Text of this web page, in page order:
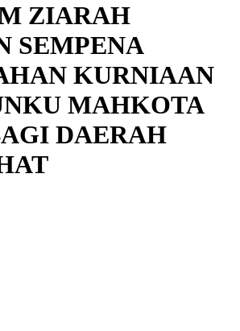
ZIARAH
SEMPENA
KURNIAAN
MAHKOTA
DAERAH